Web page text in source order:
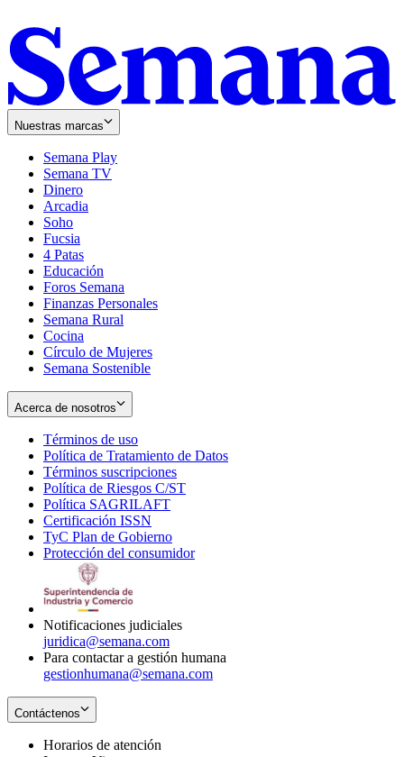
Nuestras marcas
Semana Play
Semana TV
Dinero
Arcadia
Soho
in
new
window
Fucsia
in
new
window
4 Patas
Educación
Foros Semana
Finanzas Personales
Semana Rural
Cocina
Círculo de Mujeres
Semana Sostenible
Acerca de nosotros
Términos de uso
in
new
window
Política de Tratamiento de Datos
Términos suscripciones
in
Política de Riesgos C/ST
Política SAGRILAFT
new
window
Certificación ISSN
in
new
TyC Plan de Gobierno
in
Protección del consumidorOpens
Notificaciones judiciales
juridica@semana.com
Para contactar a gestión humana
gestionhumana@semana.com
Contáctenos
Horarios de atención